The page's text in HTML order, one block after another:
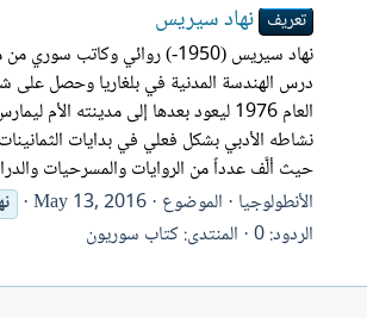
تعريف نهاد سيريس
نهاد سيريس (1950-) روائي وكاتب
درس الهندسة المدنية في بلغاريا وحصل على
العام 1976 ليعود بعدها إلى مدينته الأم
نشاطه الأدبي بشكل فعلي في بدايات
حيث ألَّف عدداً من الروايات والمسرحيات
الأنطولوجيا الموضوع May 13, 2016
الردود: 0 المنتدى:كتاب سوريون